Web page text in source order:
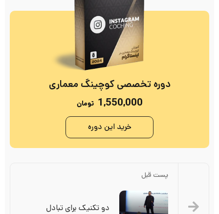
دوره تخصصی کوچینگ معماری
1,550,000 تومان
خرید این دوره
پست قبل